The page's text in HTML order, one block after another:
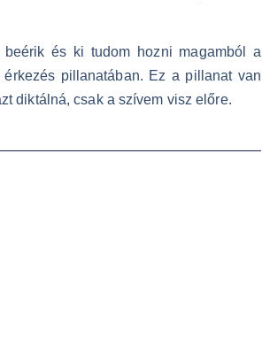
és ki tudom hozni magamból a
pillanatában. Ez a pillanat van
diktálná, csak a szívem visz előre.